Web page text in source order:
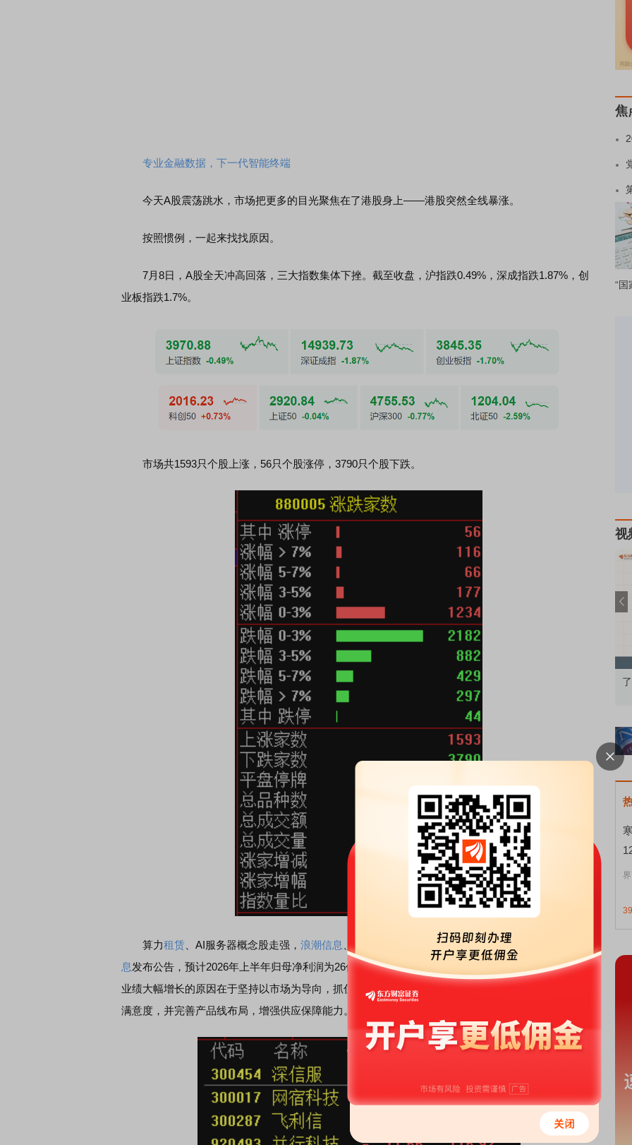
专业金融数据，下一代智能终端
今天A股震荡跳水，市场把更多的目光聚焦在了港股身上——港股突然全线暴涨。
按照惯例，一起来找找原因。
7月8日，A股全天冲高回落，三大指数集体下挫。截至收盘，沪指跌0.49%，深成指跌1.87%，创
业板指跌1.7%。
市场共1593只个股上涨，56只个股涨停，3790只个股下跌。
算力租赁 、AI服务器概念股走强， 浪潮信息 数据港等多股涨停。消息面上，
息发布公告，预计2026年上半年归母净利润为26亿元至31亿元，同比增长226%至288%。公司表示，
业绩大幅增长的原因在于坚持以市场为导向，抓住行业上行机遇，持续进行产品技术创新，提升客户
满意度，并完善产品线布局，增强供应保障能力。
焦
“国
视
债券知识通识：从基础认知到特色品种 了解北交所知识 做理性投资者